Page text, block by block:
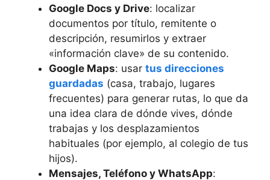
Google Docs y Drive: localizar
documentos por título, remitente o
descripción, resumirlos y extraer
«información clave» de su contenido.
Google Maps: usar tus direcciones
guardadas (casa, trabajo, lugares
frecuentes) para generar rutas, lo que da
una idea clara de dónde vives, dónde
trabajas y los desplazamientos
habituales (por ejemplo, al colegio de tus
hijos).
Mensajes, Teléfono y WhatsApp: